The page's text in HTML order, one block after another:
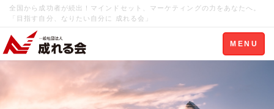
全国から成功者が続出！マインドセット、マーケティングの力をあなたへ。
「目指す自分、なりたい自分に 成れる会」
Toggle
navigation
MENU